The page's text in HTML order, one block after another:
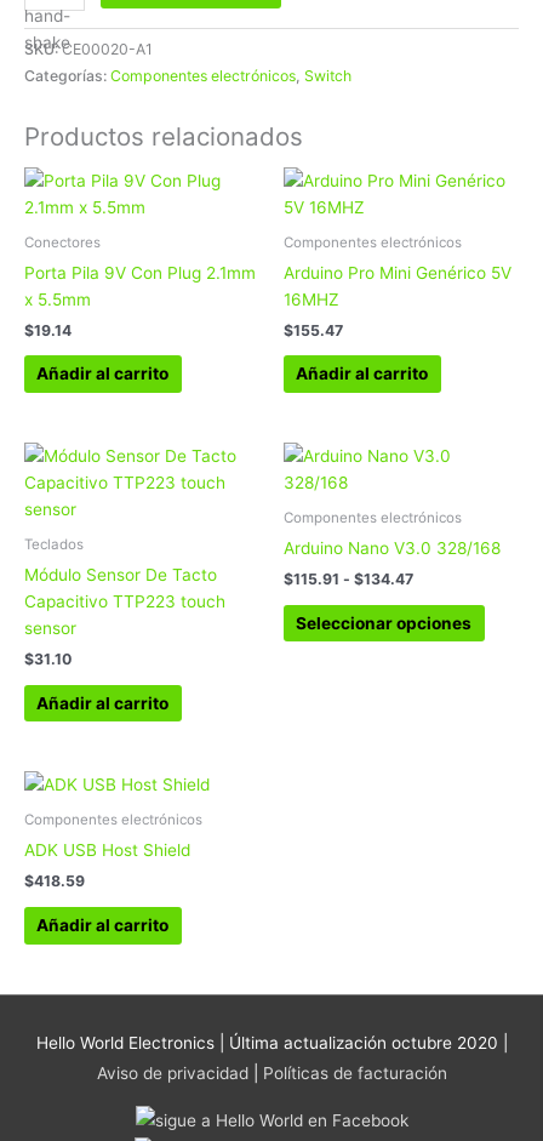
SKU:CE00020-A1
Categorías: Componentes electrónicos, Switch
Productos relacionados
Conectores
Porta Pila 9V Con Plug 2.1mm
x 5.5mm
$19.14
Añadir al carrito
Componentes electrónicos
Arduino Pro Mini Genérico 5V
16MHZ
$155.47
Añadir al carrito
Teclados
Módulo Sensor De Tacto
Capacitivo TTP223 touch
sensor
$31.10
Añadir al carrito
Componentes electrónicos
Arduino Nano V3.0 328/168
$115.91 - $134.47
Rango
desde
$115.91
hasta
Seleccionar opciones
se
Componentes electrónicos
ADK USB Host Shield
$418.59
Añadir al carrito
Hello World Electronics| Última actualización octubre 2020 |
Aviso de privacidad| Políticas de facturación